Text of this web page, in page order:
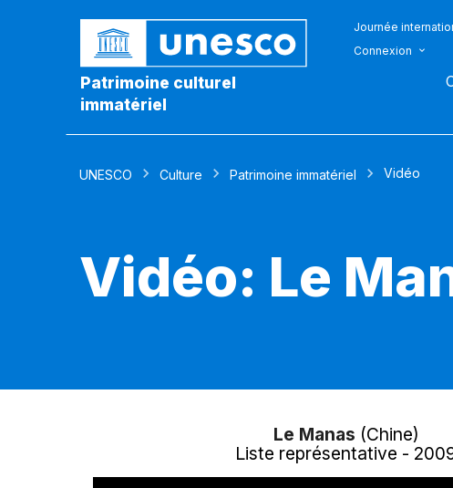
Patrimoine culturel
immatériel
Journée
Connexion
UNESCO Culture Patrimoine immatériel Vidéo
Vidéo: Le
Le Manas (Chine)
Liste représentative -